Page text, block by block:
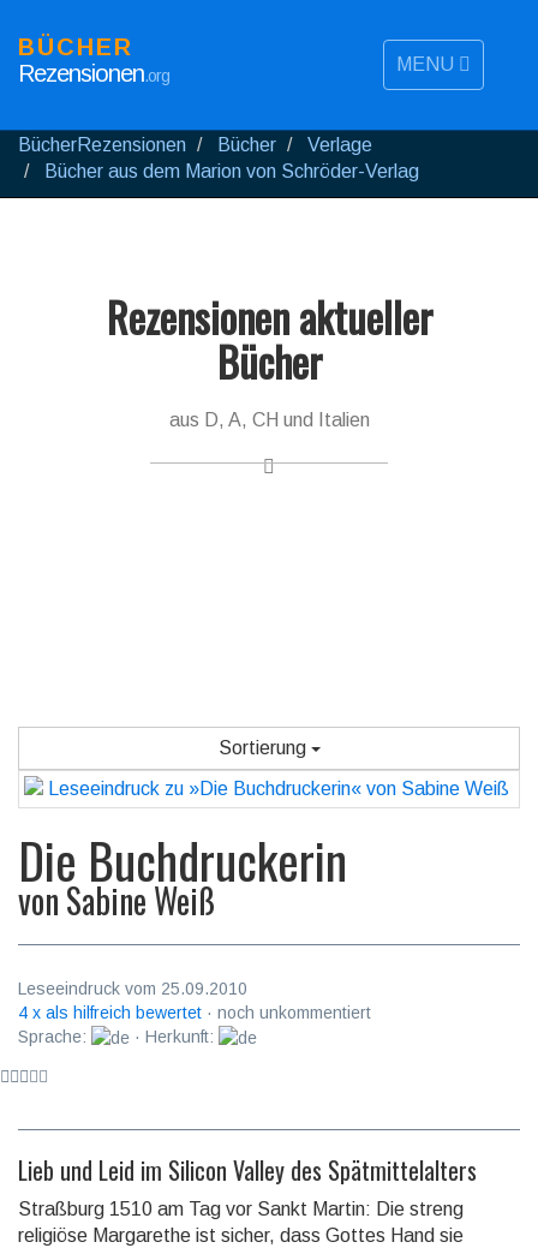
MENU
BÜCHER
Rezensionen.org
BücherRezensionen Bücher
Verlage
Bücher aus dem Marion von Schröder-Verlag
Rezensionen aktueller
Bücher
aus D, A, CH und Italien
Sortierung
Die Buchdruckerin
vonSabine Weiß
Leseeindruck vom 25.09.2010
4 x als hilfreich bewertet · noch unkommentiert
Sprache:
· Herkunft:
Lieb und Leid im Silicon Valley des Spätmittelalters
Straßburg 1510 am Tag vor Sankt Martin: Die streng
religiöse Margarethe ist sicher, dass Gottes Hand sie